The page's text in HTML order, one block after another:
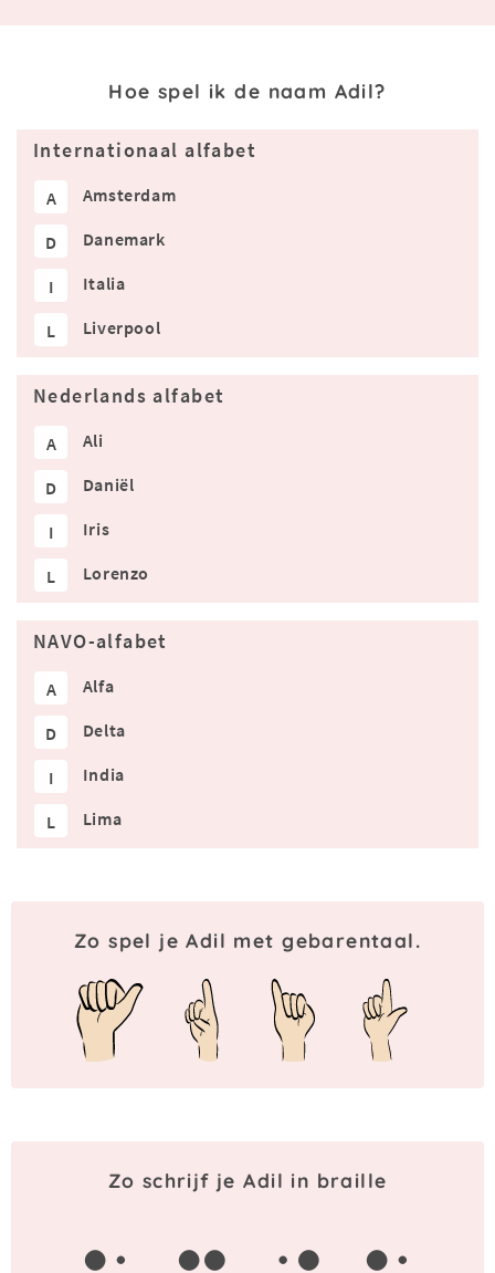
Hoe spel ik de naam Adil?
Internationaal alfabet
A Amsterdam
D Danemark
I Italia
L Liverpool
Nederlands alfabet
A Ali
D Daniël
I Iris
L Lorenzo
NAVO-alfabet
A Alfa
D Delta
I India
L Lima
Zo spel je Adil met gebarentaal.
Zo schrijf je Adil in braille